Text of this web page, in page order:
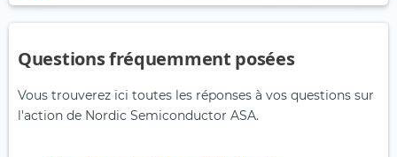
Questions fréquemment posées
Vous trouverez ici toutes les réponses à vos questions sur
l'action de Nordic Semiconductor ASA.